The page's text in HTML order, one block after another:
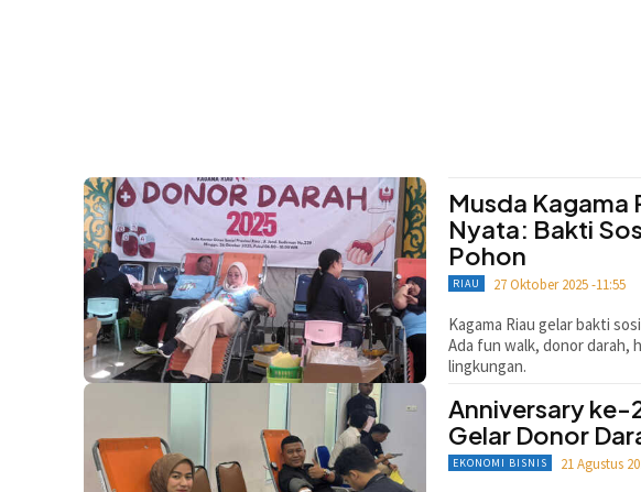
Musda Kagama
Nyata: Bakti
Pohon
RIAU 27 Oktober 2025 -11:55
Kagama Riau gelar bakti
Ada fun walk, donor darah,
lingkungan.
Anniversary ke-
Gelar Donor
EKONOMI BISNIS 21 Agustus